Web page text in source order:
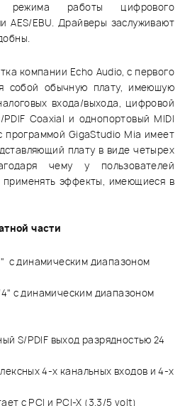
режима работы цифрового
AES/EBU. Драйверы заслуживают
компании Echo Audio, с первого
собой обычную плату, имеюшую
входа/выхода, цифровой
Coaxial и однопортовый MIDI
программой GigaStudio Mia имеет
плату в виде четырех
чему у пользователей
применять эффекты, имеющиеся в
части
с динамическим диапазоном
с динамическим диапазоном
S/PDIF выход разрядностью 24
4-х канальных входов и 4-х
с PCI и PCI-X (3.3/5 volt)